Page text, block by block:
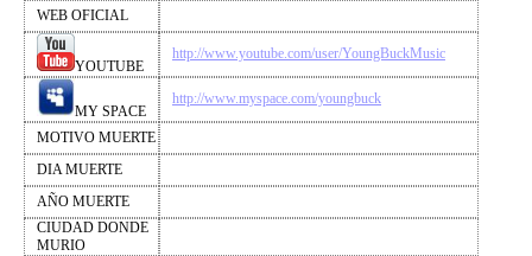
WEB OFICIAL
YOUTUBE
http://www.youtube.com/user/YoungBuckMusic
MY SPACE
http://www.myspace.com/youngbuck
MOTIVO MUERTE
DIA MUERTE
AÑO MUERTE
CIUDAD DONDE
MURIO